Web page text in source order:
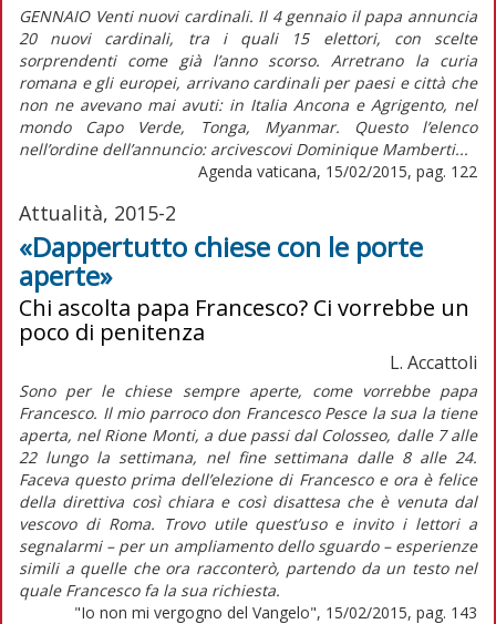
GENNAIO Venti nuovi cardinali. Il 4 gennaio il papa annuncia
20 nuovi cardinali, tra i quali 15 elettori, con scelte
sorprendenti come già l’anno scorso. Arretrano la curia
romana e gli europei, arrivano cardinali per paesi e città che
non ne avevano mai avuti: in Italia Ancona e Agrigento, nel
mondo Capo Verde, Tonga, Myanmar. Questo l’elenco
nell’ordine dell’annuncio: arcivescovi Dominique Mamberti...
Agenda vaticana, 15/02/2015, pag. 122
Attualità, 2015-2
«Dappertutto chiese con le porte
aperte»
Chi ascolta papa Francesco? Ci vorrebbe un
poco di penitenza
L. Accattoli
Sono per le chiese sempre aperte, come vorrebbe papa
Francesco. Il mio parroco don Francesco Pesce la sua la tiene
aperta, nel Rione Monti, a due passi dal Colosseo, dalle 7 alle
22 lungo la settimana, nel fine settimana dalle 8 alle 24.
Faceva questo prima dell’elezione di Francesco e ora è felice
della direttiva così chiara e così disattesa che è venuta dal
vescovo di Roma. Trovo utile quest’uso e invito i lettori a
segnalarmi – per un ampliamento dello sguardo – esperienze
simili a quelle che ora racconterò, partendo da un testo nel
quale Francesco fa la sua richiesta.
"Io non mi vergogno del Vangelo", 15/02/2015, pag. 143